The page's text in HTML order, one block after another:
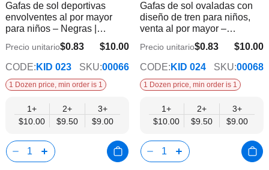
Info
deseos
Gafas de sol deportivas
envolventes al por mayor
para niños – Negras |
Protección UV400
$10.00
$9.00
Precio unitario$0.83
CODE: KID 023 SKU:00066
1 Dozen price, min order is 1
1+
$10.00
2+
$9.50
3+
$9.00
Info la
lista
Gafas de sol ovaladas con
diseño de tren para niños,
venta al por mayor –
Monturas transparentes
surtidas | Protección UV400
$10.00
$9.00
Precio unitario$0.83
CODE: KID 024 SKU:00068
1 Dozen price, min order is 1
1+
$10.00
2+
$9.50
3+
$9.00